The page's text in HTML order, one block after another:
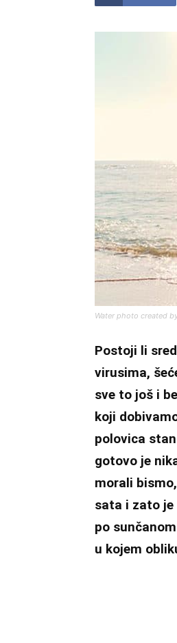
Water photo created
Postoji li
virusima,
sve to još i
koji
polovica
gotovo je
morali
sata i zato je
po
u kojem